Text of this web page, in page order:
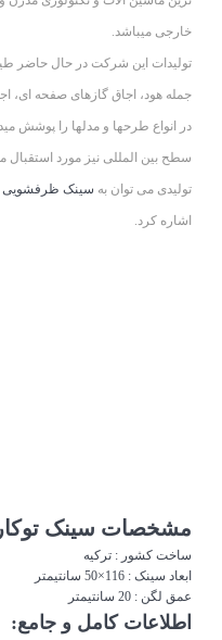
خارجی می­باشد.
تولیدات این شرکت در حال حاضر
جمله هود، اجاق گاز­های صفحه ­ای،
در انواع طرح­ها و مدل­ها را پوشش
سطح بین­ المللی نیز مورد استقبال
تولیدی می توان به سینک ظرفشویی
اشاره کرد.
مشخصات سینک توکار
ساخت کشور : ترکیه
ابعاد سینک: 116×50 سانتیمتر
عمق لگن : 20 سانتیمتر
اطلاعات کامل و جامع: